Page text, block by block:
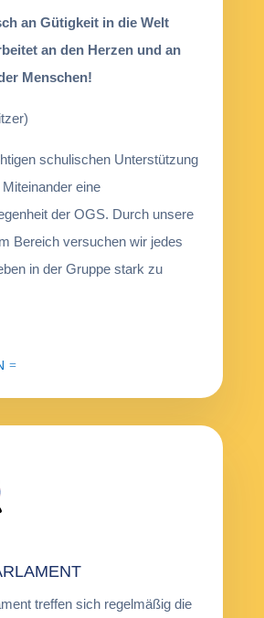
an Gütigkeit in die Welt
an den Herzen und an
Menschen!
schulischen Unterstützung
eine
der OGS. Durch unsere
Bereich versuchen wir jedes
in der Gruppe stark zu
treffen sich regelmäßig die